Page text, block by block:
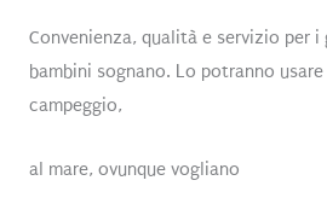
Convenienza, qualità e servizio per
bambini sognano. Lo potranno
campeggio,
al mare, ovunque vogliano